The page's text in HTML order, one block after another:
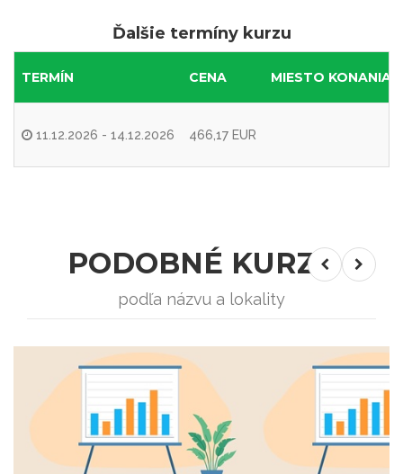
Ďalšie termíny kurzu
TERMÍN CENA MIESTO KONANIA
11.12.2026 - 14.12.2026 466,17 EUR
PODOBNÉ KURZY
podľa názvu a lokality